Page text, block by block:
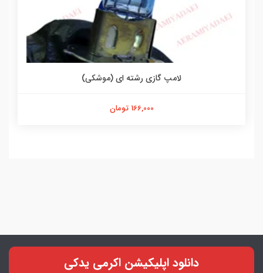
لامپ گازی رشته ای (موشکی)
166,000 تومان
دانلود اپلیکیشن اکرمی یدکی